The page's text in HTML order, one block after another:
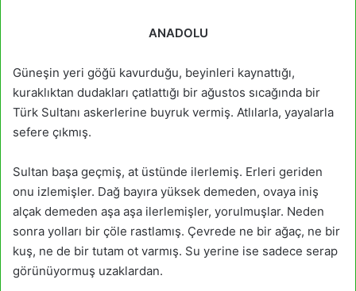
ANADOLU
Güneşin yeri göğü kavurduğu, beyinleri kaynattığı,
kuraklıktan dudakları çatlattığı bir ağustos sıcağında bir
Türk Sultanı askerlerine buyruk vermiş. Atlılarla, yayalarla
sefere çıkmış.
Sultan başa geçmiş, at üstünde ilerlemiş. Erleri geriden
onu izlemişler. Dağ bayıra yüksek demeden, ovaya iniş
alçak demeden aşa aşa ilerlemişler, yorulmuşlar. Neden
sonra yolları bir çöle rastlamış. Çevrede ne bir ağaç, ne bir
kuş, ne de bir tutam ot varmış. Su yerine ise sadece serap
görünüyormuş uzaklardan.